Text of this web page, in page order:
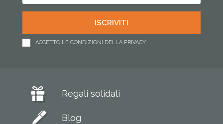
ACCETTO LE CONDIZIONI DELLA PRIVACY
Regali solidali
Blog